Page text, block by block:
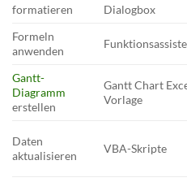
formatieren
Dialogbox
Formeln
anwenden
Gantt-
Diagramm
erstellen
Gantt Chart
Vorlage
Daten
aktualisieren
VBA-Skripte